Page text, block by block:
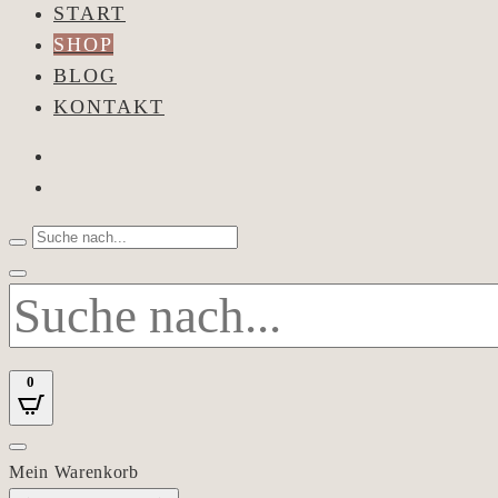
START
SHOP
BLOG
KONTAKT
0
Mein Warenkorb